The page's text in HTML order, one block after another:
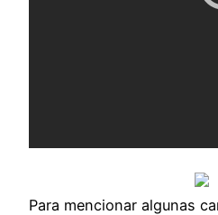
Para mencionar algunas